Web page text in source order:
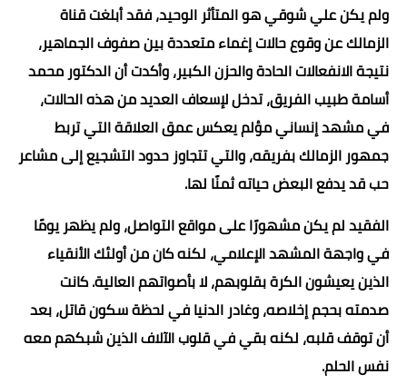
ولم يكن علي شوقي هو المتأثر الوحيد، فقد أبلغت قناة
الزمالك عن وقوع حالات إغماء متعددة بين صفوف الجماهير،
نتيجة الانفعالات الحادة والحزن الكبير، وأكدت أن الدكتور محمد
أسامة طبيب الفريق، تدخل لإسعاف العديد من هذه الحالات،
في مشهد إنساني مؤلم يعكس عمق العلاقة التي تربط
جمهور الزمالك بفريقه، والتي تتجاوز حدود التشجيع إلى مشاعر
حب قد يدفع البعض حياته ثمنًا لها.
الفقيد لم يكن مشهورًا على مواقع التواصل، ولم يظهر يومًا
في واجهة المشهد الإعلامي، لكنه كان من أولئك الأنقياء
الذين يعيشون الكرة بقلوبهم، لا بأصواتهم العالية. كانت
صدمته بحجم إخلاصه، وغادر الدنيا في لحظة سكون قاتل، بعد
أن توقف قلبه، لكنه بقي في قلوب الآلاف الذين شبكهم معه
نفس الحلم.